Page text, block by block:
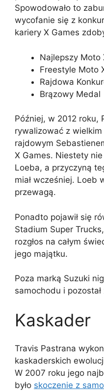
Spowodowało to
wycofanie się z
kariery X Games
Najlepszy Moto
Freestyle Moto
Rajdowa
Brązowy Medal
Później, w 2012 roku,
rywalizować z
rajdowym
X Games. Niestety
Loeba, a przyczyną
miał wcześniej. Loeb
przewagą.
Ponadto pojawił się
Stadium Super
rozgłos na całym
jego majątku.
Poza marką Suzuki
samochodu i
Kaskader
Travis Pastrana
kaskaderskich
W 2007 roku jego
było skoczenie z